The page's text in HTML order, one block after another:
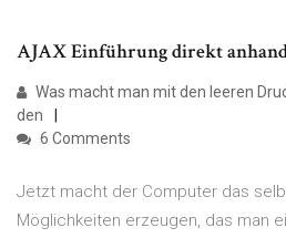
AJAX Einführung direkt
Was macht man mit den leeren
den
6 Comments
Jetzt macht der Computer das
Möglichkeiten erzeugen, das man